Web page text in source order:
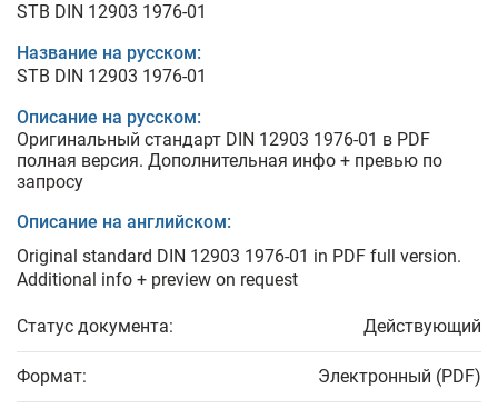
STB DIN 12903 1976-01
Название на русском:
STB DIN 12903 1976-01
Описание на русском:
Оригинальный стандарт DIN 12903 1976-01 в PDF
полная версия. Дополнительная инфо + превью по
запросу
Описание на английском:
Original standard DIN 12903 1976-01 in PDF full version.
Additional info + preview on request
Статус документа: Действующий
Формат: Электронный (PDF)